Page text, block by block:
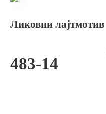
Ликовни лајтмотив
483-14